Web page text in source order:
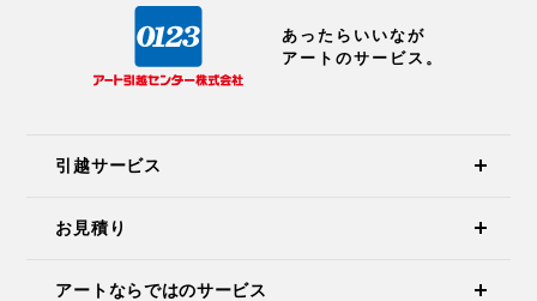
あったらいいなが
アートのサービス。
引越サービス
お見積り
アートならではのサービス